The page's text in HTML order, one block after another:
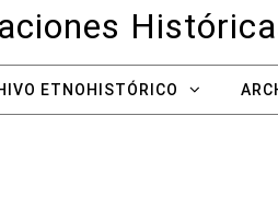
ETNOHISTÓRICO